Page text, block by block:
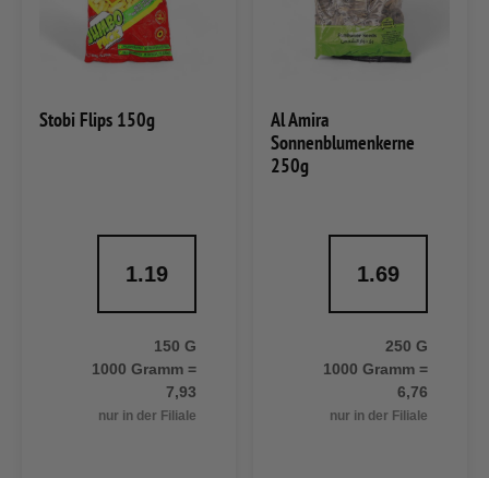
Stobi Flips 150g
1.19
150 G
1000 Gramm =
7,93
nur in der Filiale
Al Amira
Sonnenblumenkerne
250g
1.69
250 G
1000 Gramm =
6,76
nur in der Filiale